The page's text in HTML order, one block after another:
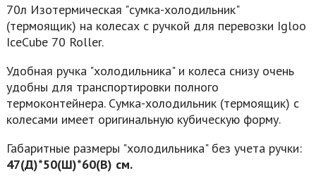
70л Изотермическая "сумка-холодильник"
(термоящик) на колесах с ручкой для перевозки Igloo
IceCube 70 Roller.
Удобная ручка "холодильника" и колеса снизу очень
удобны для транспортировки полного
термоконтейнера. Сумка-холодильник (термоящик) с
колесами имеет оригинальную кубическую форму.
Габаритные размеры "холодильника" без учета ручки:
47(Д)*50(Ш)*60(В) см.